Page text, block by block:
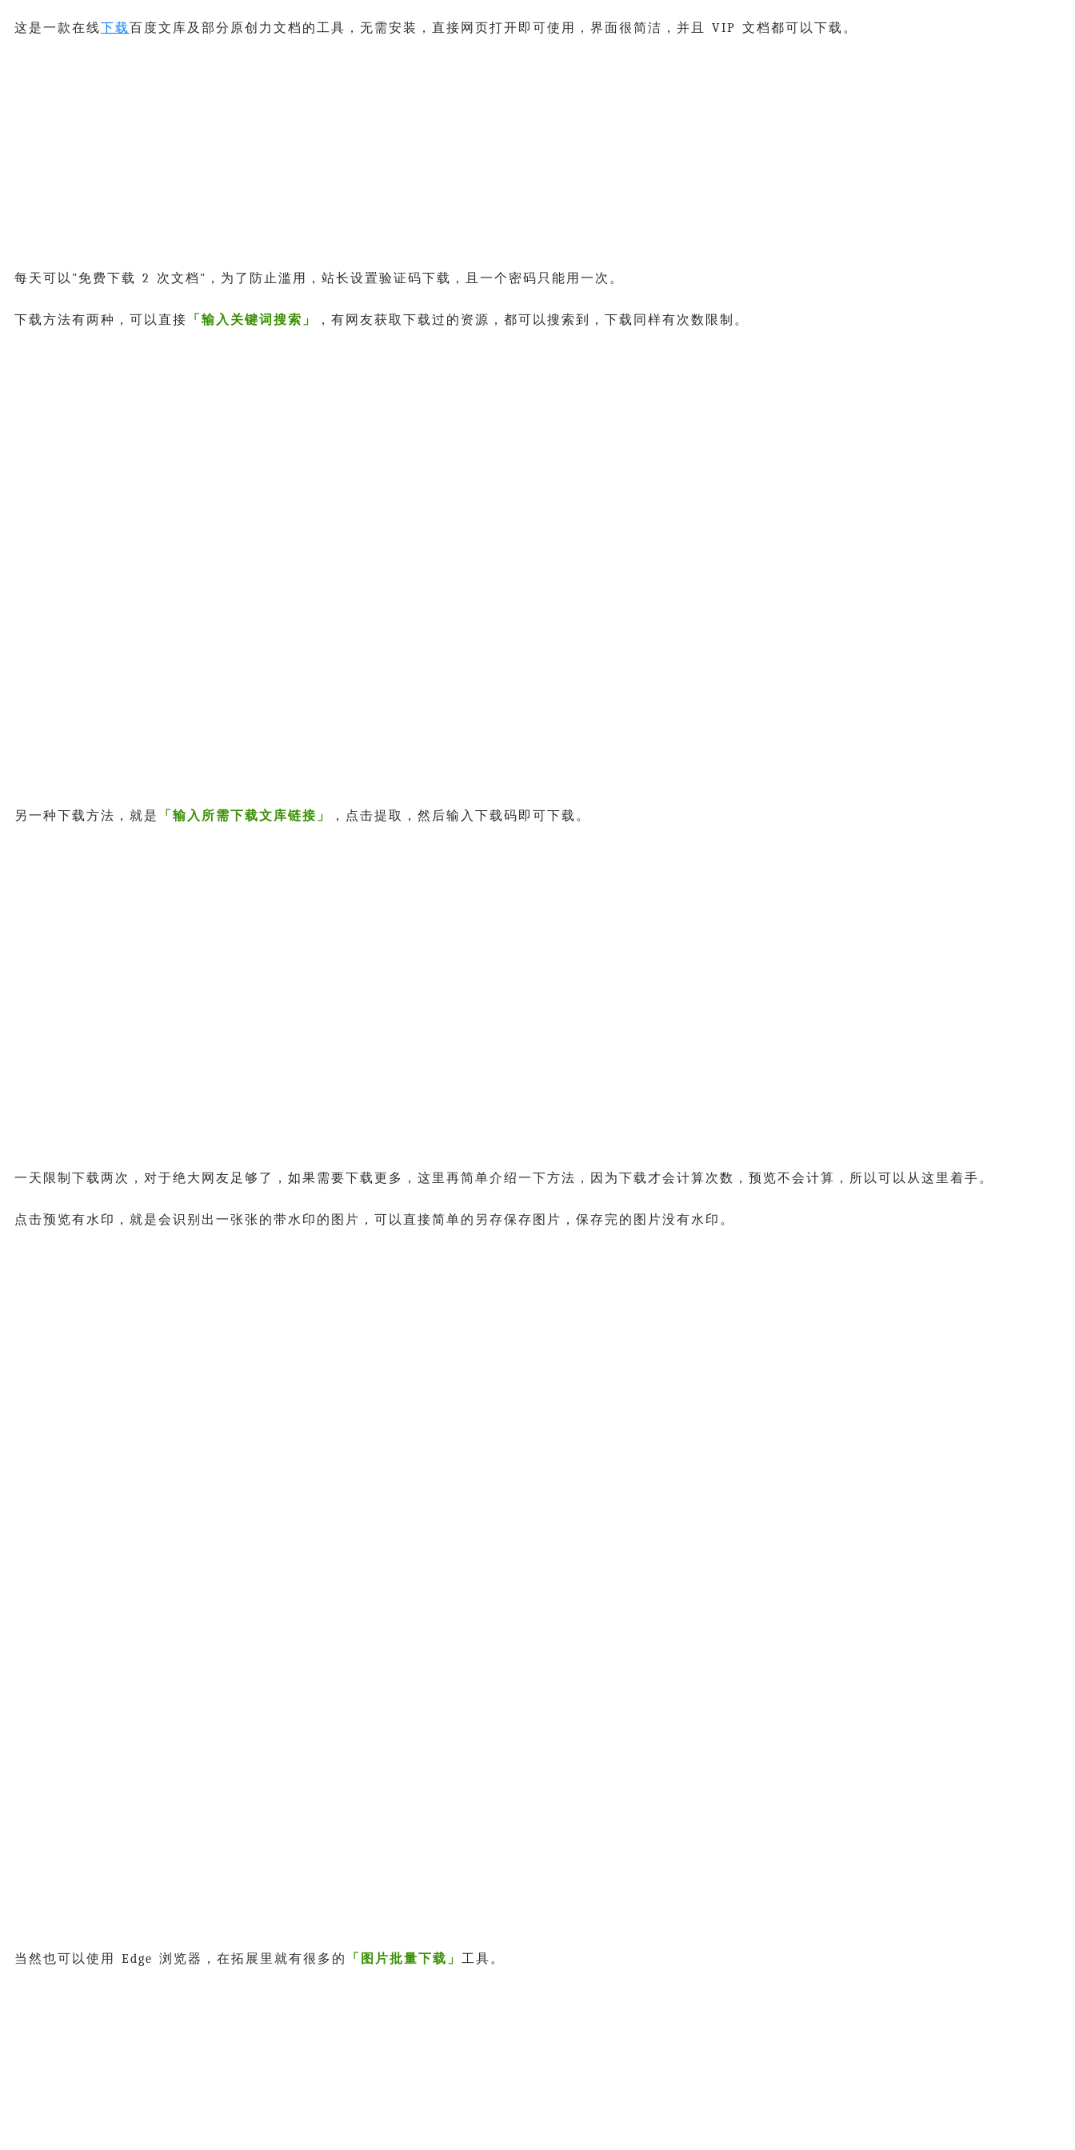
这是一款在线下载百度文库及部分原创力文档的工具，无需安装，直接网页打开即可使用，界面很简洁，并且 VIP 文档都可以下载。
每天可以"免费下载 2 次文档"，为了防止滥用，站长设置验证码下载，且一个密码只能用一次。
下载方法有两种，可以直接 「输入关键词搜索」 ，有网友获取下载过的资源，都可以搜索到，下载同样有次数限制。
另一种下载方法，就是 「输入所需下载文库链接」 ，点击提取，然后输入下载码即可下载。
一天限制下载两次，对于绝大网友足够了，如果需要下载更多，这里再简单介绍一下方法，因为下载才会计算次数，预览不会计算，所以可以从这里着手。
点击预览有水印，就是会识别出一张张的带水印的图片，可以直接简单的另存保存图片，保存完的图片没有水印。
当然也可以使用 Edge 浏览器，在拓展里就有很多的 「图片批量下载」 工具。